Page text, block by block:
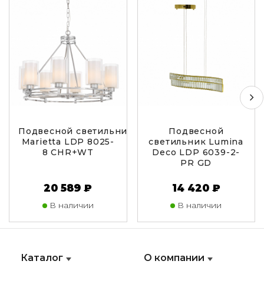
Подвесной светильник Lumina Deco
Marietta LDP 8025-
8 CHR+WT
20 589 ₽
В наличии
Подвесной
светильник Lumina
Deco LDP 6039-2-
PR GD
14 420 ₽
В наличии
Каталог О компании